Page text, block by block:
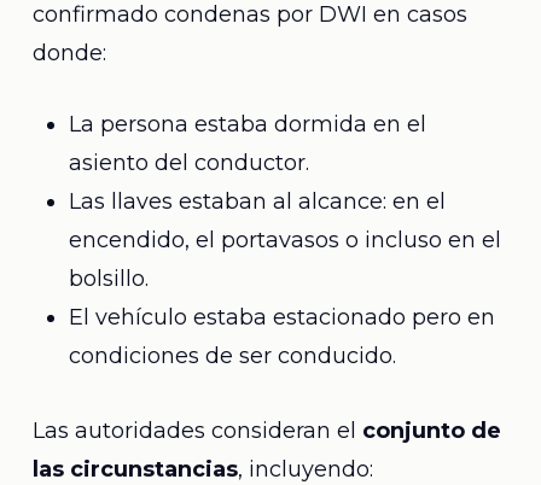
confirmado condenas por DWI en casos
donde:
La persona estaba dormida en el
asiento del conductor.
Las llaves estaban al alcance: en el
encendido, el portavasos o incluso en el
bolsillo.
El vehículo estaba estacionado pero en
condiciones de ser conducido.
Las autoridades consideran el conjunto de
las circunstancias, incluyendo: